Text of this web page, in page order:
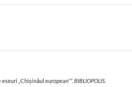
eseuri „Chișinăul european””, BIBLIOPOLIS.